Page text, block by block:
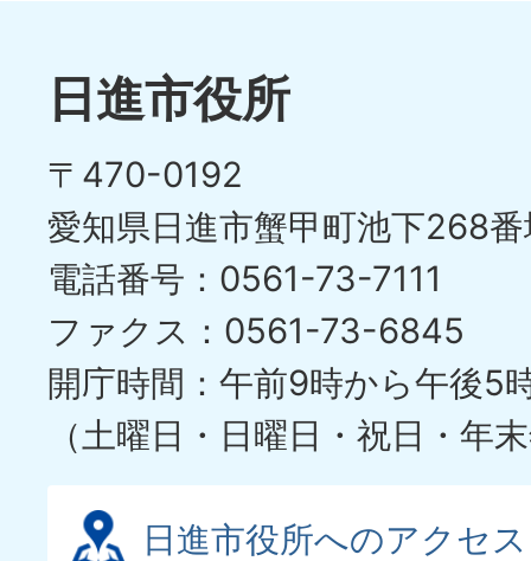
イ
目
の
ス
ラ
イ
ド
日進市役所
〒470-0192
愛知県日進市蟹甲町池下268
電話番号：0561-73-7111
ファクス：0561-73-6845
開庁時間：午前9時から午後5
（土曜日・日曜日・祝日・年
日進市役所へのアクセス